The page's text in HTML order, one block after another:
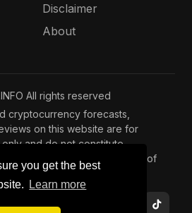
you get the best
Learn more
Disclaimer
About
All rights reserved
cryptocurrency forecasts,
on this website are for
and do not constitute
and investing involve risks of
disclaimer.